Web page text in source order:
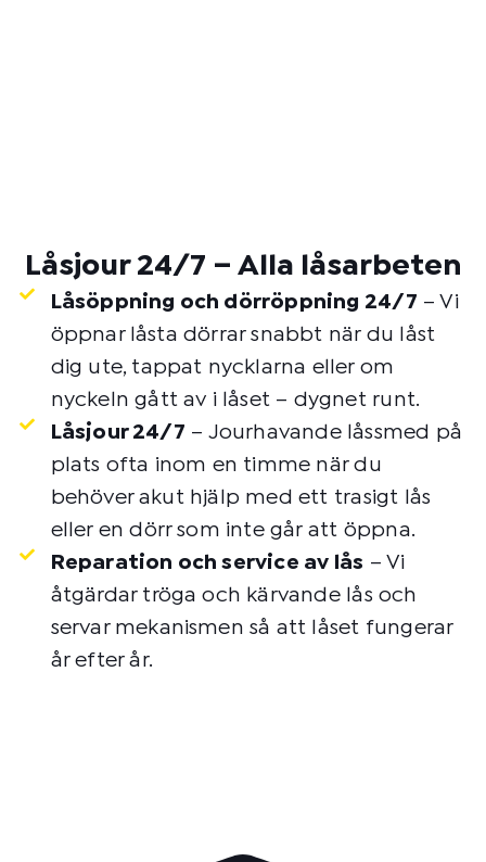
Låsjour 24/7 – Alla låsarbeten
Låsöppning och dörröppning 24/7 – Vi
öppnar låsta dörrar snabbt när du låst
dig ute, tappat nycklarna eller om
nyckeln gått av i låset – dygnet runt.
Låsjour 24/7 – Jourhavande låssmed på
plats ofta inom en timme när du
behöver akut hjälp med ett trasigt lås
eller en dörr som inte går att öppna.
Reparation och service av lås – Vi
åtgärdar tröga och kärvande lås och
servar mekanismen så att låset fungerar
år efter år.